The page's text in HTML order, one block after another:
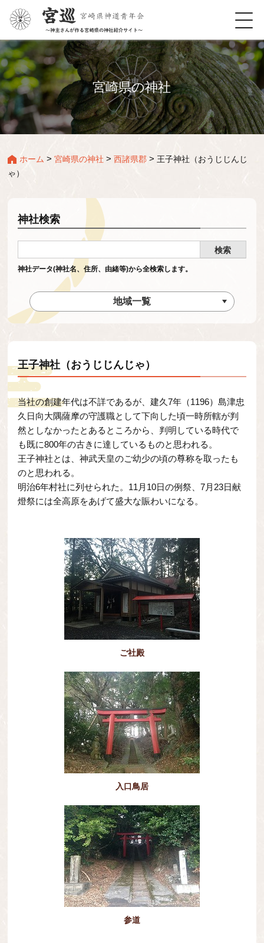
宮崎県の神社
ホーム >宮崎県の神社 >西諸県郡 > 王子神社（おうじじんじ
ゃ）
神社検索
神社データ(神社名、住所、由緒等)から全検索します。
地域一覧
王子神社（おうじじんじゃ）
当社の創建年代は不詳であるが、建久7年（1196）島津忠
久日向大隅薩摩の守護職として下向した頃一時所轄が判
然としなかったとあるところから、判明している時代で
も既に800年の古きに達しているものと思われる。
王子神社とは、神武天皇のご幼少の頃の尊称を取ったも
のと思われる。
明治6年村社に列せられた。11月10日の例祭、7月23日献
燈祭には全高原をあげて盛大な賑わいになる。
ご社殿
入口鳥居
参道